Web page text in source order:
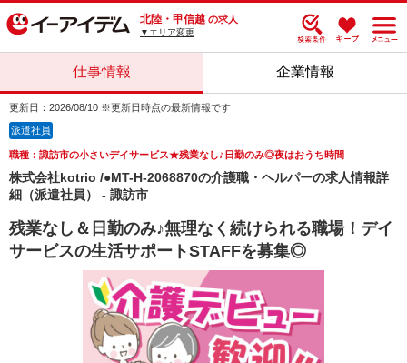
北陸・甲信越 の求人
▼エリア変更
仕事情報 企業情報
更新日：2026/08/10 ※更新日時点の最新情報です
派遣社員
職種：諏訪市の小さいデイサービス★残業なし♪日勤のみ◎夜はおうち時間
株式会社kotrio /●MT-H-2068870の介護職・ヘルパーの求人情報詳
細（派遣社員） - 諏訪市
残業なし＆日勤のみ♪無理なく続けられる職場！デイ
サービスの生活サポートSTAFFを募集◎